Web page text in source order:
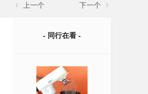
上一个 下一个
- 同行在看 -